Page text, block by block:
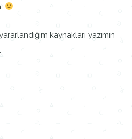
kaynakları yazımın